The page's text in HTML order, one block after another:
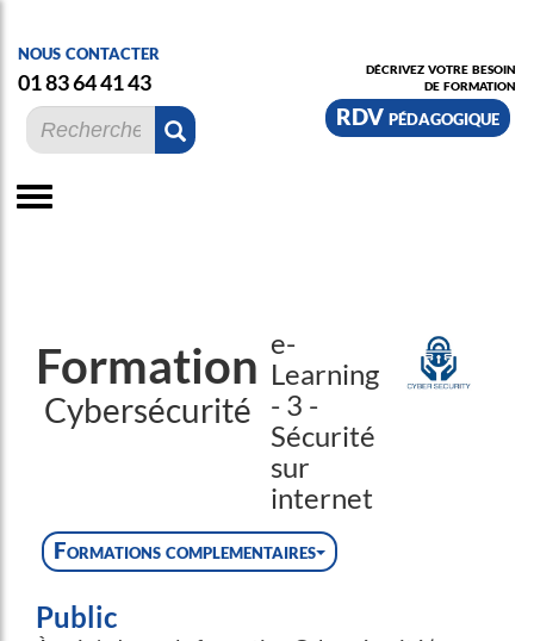
nous contacter
01 83 64 41 43
décrivez votre besoin
de formation
RDV pédagogique
Formation
Cybersécurité
e-
Learning
- 3 -
Sécurité
sur
internet
Formations complementaires
Public